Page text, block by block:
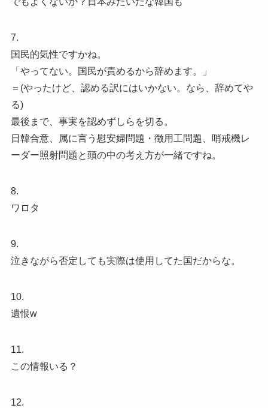
7.
国民的気性ですかね。
「やってない。国民が責めるから辞めます。」
＝(やったけど、認める訳にはいかない。なら、辞めてや
る)
最後まで、事実を認めずしらを切る。
日韓合意、属に言う慰安婦問題・徴用工問題、哨戒機レ
ーダー照射問題と頭の中の考え方が一緒ですね。
8.
ワロタ
9.
泣きながら否定しても実際は使用してた国だからな。
10.
遺恨w
11.
この情報いる？
12.